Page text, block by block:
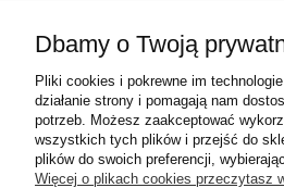
podany przez Klienta.
Uwaga! ANCO Sp. z o.o. nie
pobraniem.
Pomoc
Dbamy o Twoją
Pliki cookies i pokrewne im
działanie strony i pomagają nam
potrzeb. Możesz zaakceptować
wszystkich tych plików i przejść do
plików do swoich preferencji,
Więcej o plikach cookies przeczytasz